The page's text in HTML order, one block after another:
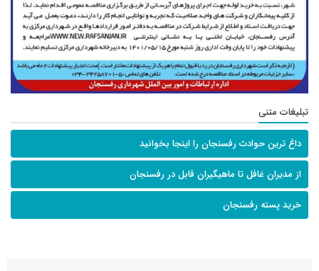
تبلیغات متنی
داغ ترین حوادث رفسنجان را اینجا بخوانید
از مدیران غافل تا ماهیگیران قابل در رفسنجان
خرید پسته رفسنجان